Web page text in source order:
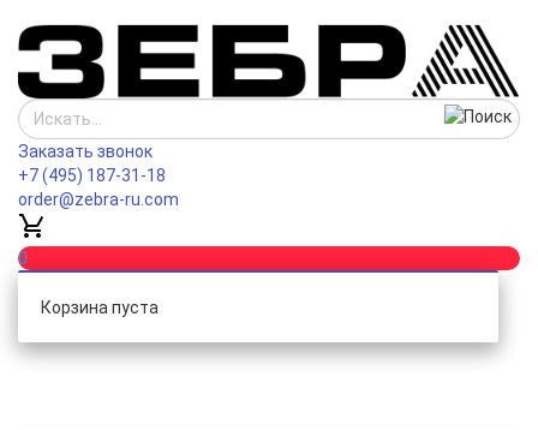
Заказать звонок
+7 (495) 187-31-18
order@zebra-ru.com
0
Корзина пуста